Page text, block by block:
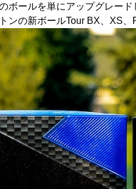
ボールを単にアップグレー
ンの新ボールTour BX、XS、